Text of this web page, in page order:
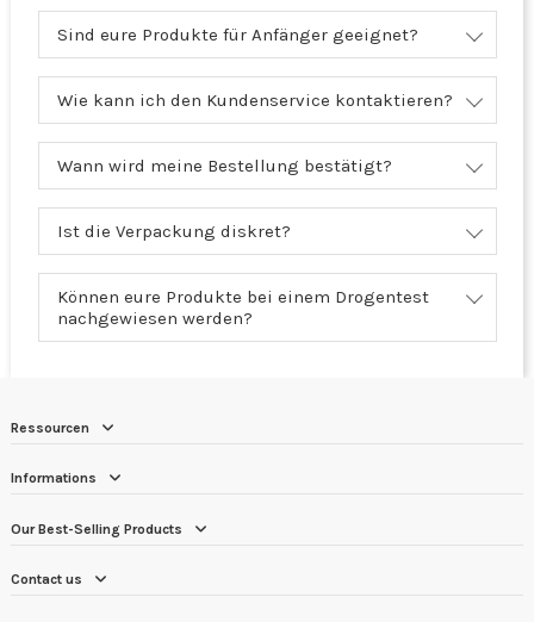
Sind eure Produkte für Anfänger geeignet?
Wie kann ich den Kundenservice kontaktieren?
Wann wird meine Bestellung bestätigt?
Ist die Verpackung diskret?
Können eure Produkte bei einem Drogentest
nachgewiesen werden?
Ressourcen
Informations
Our Best-Selling Products
Contact us